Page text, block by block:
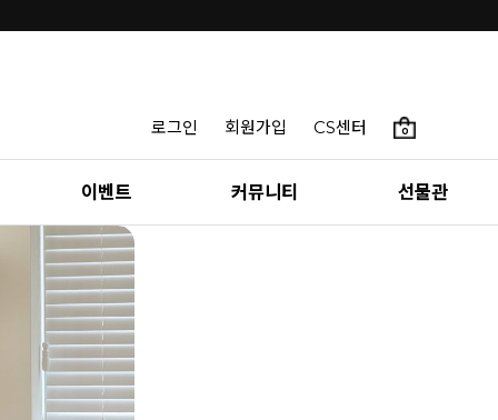
로그인 회원가입 CS센터 0
이벤트 커뮤니티 선물관